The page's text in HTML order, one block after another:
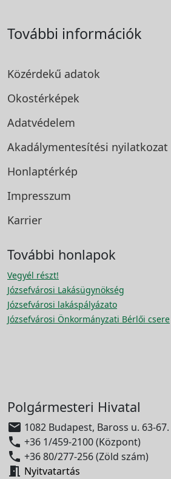
További információk
Közérdekű adatok
Okostérképek
Adatvédelem
Akadálymentesítési nyilatkozat
Honlaptérkép
Impresszum
Karrier
További honlapok
Vegyél részt!
Józsefvárosi Lakásügynökség
Józsefvárosi lakáspályázato
Józsefvárosi Önkormányzati Bérlői csere
Polgármesteri Hivatal
 1082 Budapest, Baross u. 63-67.
 +36 1/459-2100 (Központ)
 +36 80/277-256 (Zöld szám)
 Nyitvatartás